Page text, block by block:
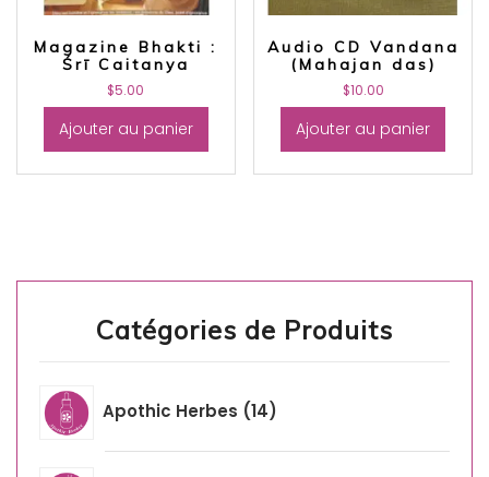
Magazine Bhakti :
Śrī Caitanya
$5.00
Ajouter au panier
Audio CD Vandana
(Mahajan das)
$10.00
Ajouter au panier
Catégories de Produits
Apothic Herbes 14